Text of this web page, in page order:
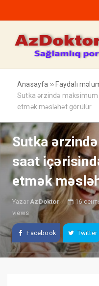
Anasayfa ›› Faydalı
Sutka ərzində maksimum
etmək məsləhət görülür
Sutka
saat
etmək
Yazar AzDoktor 16
views
Facebook Twitter